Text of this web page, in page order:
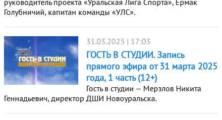
руководитель проекта «Уральская Лига Спорта», Ермак
Голубничий, капитан команды «УЛС».
31.03.2025 | 17:03
ГОСТЬ В СТУДИИ. Запись
прямого эфира от 31 марта 2025
года, 1 часть (12+)
Гость в студии — Мерзлов Никита
Геннадьевич, директор ДШИ Новоуральска.